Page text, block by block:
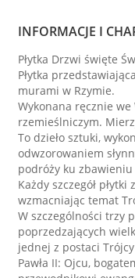
INFORMACJE I
Płytka Drzwi święte
Płytka
murami w Rzymie.
Wykonana ręcznie we
rzemieślniczym.
To dzieło sztuki,
odwzorowaniem
podróży ku
Każdy szczegół
wzmacniając temat
W szczególności trzy
poprzedzających
jednej z postaci
Pawła II: Ojcu,